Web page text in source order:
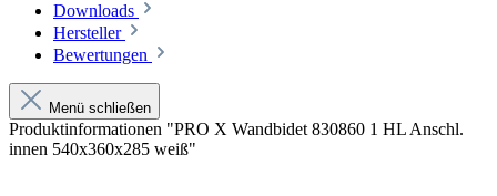
Downloads
Hersteller
Bewertungen
Menü schließen
Produktinformationen "PRO X Wandbidet 830860 1 HL Anschl.
innen 540x360x285 weiß"